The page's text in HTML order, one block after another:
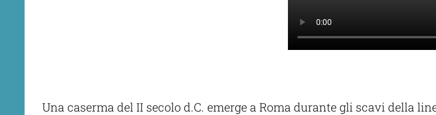
Una caserma del II secolo d.C. emerge a Roma durante gli scavi della